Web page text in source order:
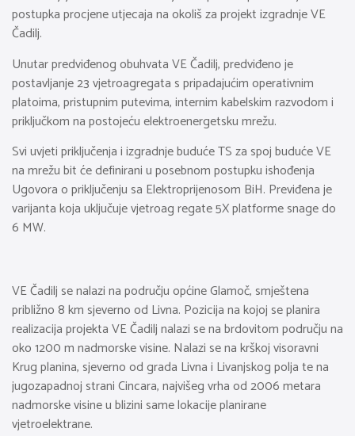
postupka procjene utjecaja na okoliš za projekt izgradnje VE
Čadilj.
Unutar predviđenog obuhvata VE Čadilj, predviđeno je
postavljanje 23 vjetroagregata s pripadajućim operativnim
platoima, pristupnim putevima, internim kabelskim razvodom i
priključkom na postojeću elektroenergetsku mrežu.
Svi uvjeti priključenja i izgradnje buduće TS za spoj buduće VE
na mrežu bit će definirani u posebnom postupku ishođenja
Ugovora o priključenju sa Elektroprijenosom BiH. Previđena je
varijanta koja uključuje vjetroag regate 5X platforme snage do
6 MW.
VE Čadilj se nalazi na području općine Glamoč, smještena
približno 8 km sjeverno od Livna. Pozicija na kojoj se planira
realizacija projekta VE Čadilj nalazi se na brdovitom području na
oko 1200 m nadmorske visine. Nalazi se na krškoj visoravni
Krug planina, sjeverno od grada Livna i Livanjskog polja te na
jugozapadnoj strani Cincara, najvišeg vrha od 2006 metara
nadmorske visine u blizini same lokacije planirane
vjetroelektrane.